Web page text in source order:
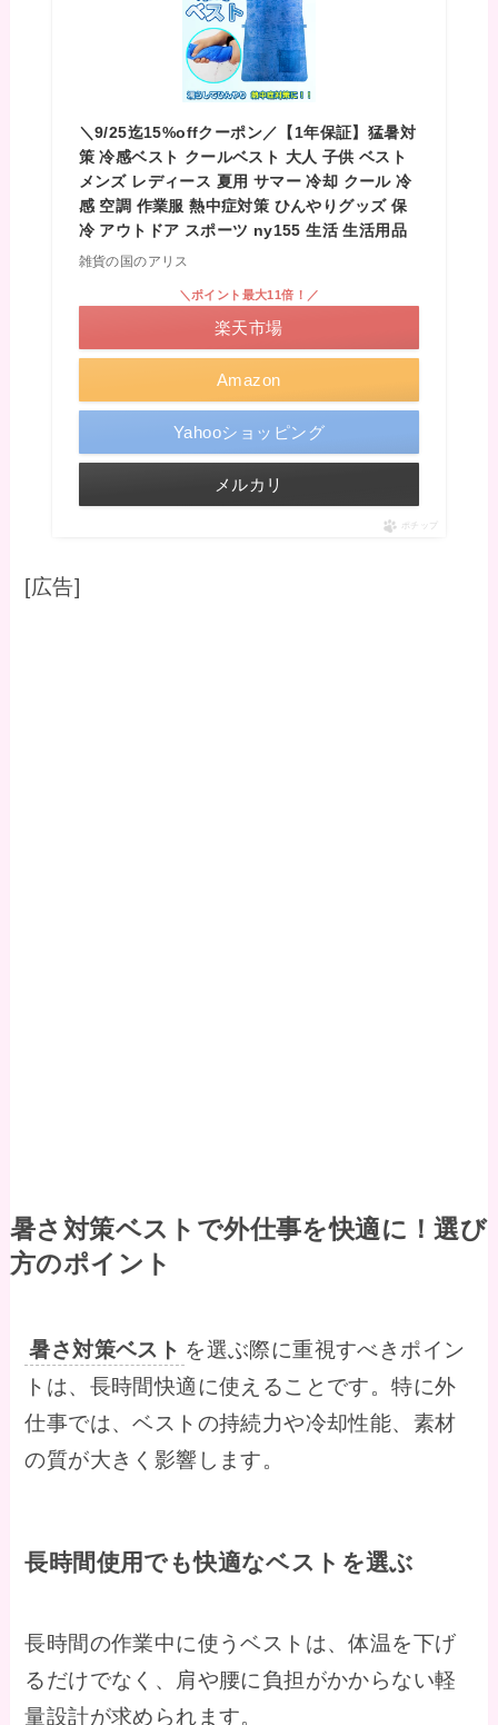
＼9/25迄15%offクーポン／【1年保証】猛暑対
策 冷感ベスト クールベスト 大人 子供 ベスト
メンズ レディース 夏用 サマー 冷却 クール 冷
感 空調 作業服 熱中症対策 ひんやりグッズ 保
冷 アウトドア スポーツ ny155 生活 生活用品
雑貨の国のアリス
Amazon
＼ポイント最大11倍！／
楽天市場
Yahooショッピング
メルカリ
ポチップ
[広告]
暑さ対策ベストで外仕事を快適に！選び
方のポイント
暑さ対策ベスト を選ぶ際に重視すべきポイン
トは、長時間快適に使えることです。特に外
仕事では、ベストの持続力や冷却性能、素材
の質が大きく影響します。
長時間使用でも快適なベストを選ぶ
長時間の作業中に使うベストは、体温を下げ
るだけでなく、肩や腰に負担がかからない軽
量設計が求められます。